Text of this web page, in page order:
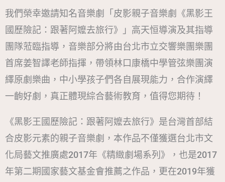
我們榮幸邀請知名音樂劇「皮影親子音樂劇《黑影王
國歷險記：跟著阿嬤去旅行》」高天恒導演及其指導
團隊蒞臨指導，音樂部分將由台北市立交響樂團樂團
首席姜智譯老師指揮，帶領林口康橋中學管弦樂團演
繹原劇樂曲，中小學孩子們各自展現能力，合作演繹
一齣好劇，真正體現綜合藝術教育，值得您期待！
《黑影王國歷險記：跟著阿嬤去旅行》是台灣首部結
合皮影元素的親子音樂劇，本作品不僅獲選台北市文
化局藝文推廣處2017年《精緻劇場系列》，也是2017
年第二期國家藝文基金會推薦之作品，更在2019年獲